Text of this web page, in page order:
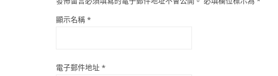
顯示名稱 *
電子郵件地址 *